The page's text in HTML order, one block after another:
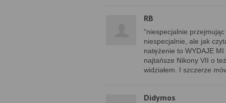
RB
"niespecjalnie
niespecjalnie, ale jak
natężenie to WYDAJE
najtańsze Nikony VII o
widziałem. I szczerze
Didymos